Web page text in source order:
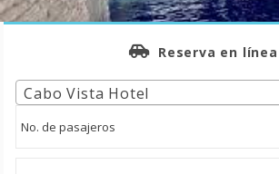
Reserva en línea
Cabo Vista Hotel